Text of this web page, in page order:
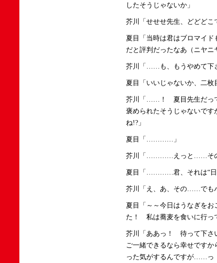
したそうじゃないか」
芥川「せせせ先生、どどど
夏目「当時は君はブロマイ
だと評判だったなあ（ニヤニ
芥川「……も、もうやめて
夏目「いいじゃないか、二
芥川「……！ 夏目先生だって
褒められたそうじゃないです
ね!?」
夏目「…………」
芥川「…………えっと……その
夏目「…………君、それは“
芥川「え、あ、その……でも
夏目「～～今日はうなぎを
た！ 私は蕎麦を食いに行っ
芥川「ああっ！ 待って下さ
ご一緒できるなら幸せです
った気がするんですが……